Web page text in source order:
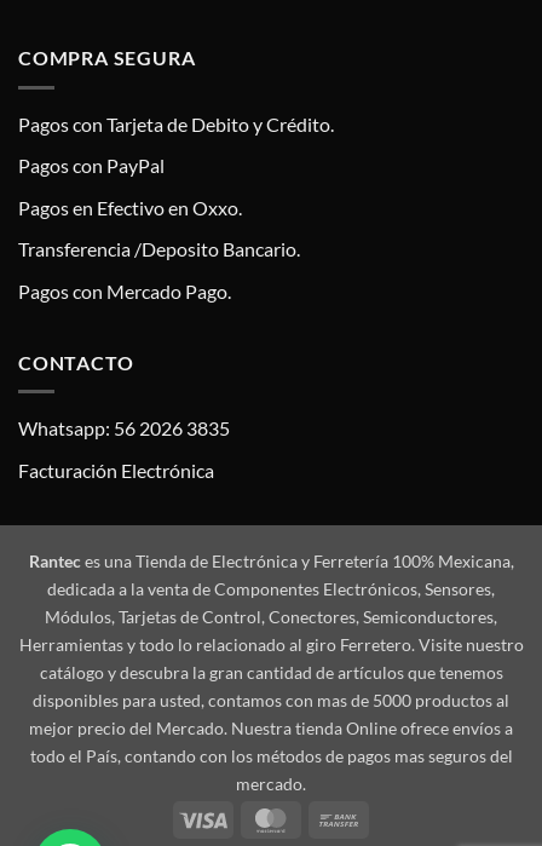
COMPRA SEGURA
Pagos con Tarjeta de Debito y Crédito.
Pagos con PayPal
Pagos en Efectivo en Oxxo.
Transferencia /Deposito Bancario.
Pagos con Mercado Pago.
CONTACTO
Whatsapp: 56 2026 3835
Facturación Electrónica
Ranteces una Tienda de Electrónica y Ferretería 100% Mexicana,
dedicada a la venta de Componentes Electrónicos, Sensores,
Módulos, Tarjetas de Control, Conectores, Semiconductores,
Herramientas y todo lo relacionado al giro Ferretero. Visite nuestro
catálogo y descubra la gran cantidad de artículos que tenemos
disponibles para usted, contamos con mas de 5000 productos al
mejor precio del Mercado. Nuestra tienda Online ofrece envíos a
todo el País, contando con los métodos de pagos mas seguros del
mercado.
Visa
MasterCard